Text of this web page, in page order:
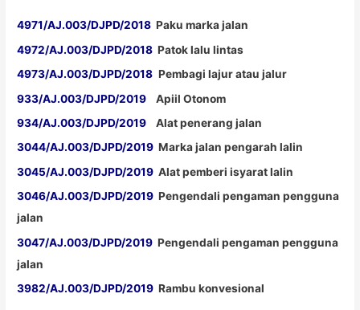
4971/AJ.003/DJPD/2018 Paku marka jalan
4972/AJ.003/DJPD/2018 Patok lalu lintas
4973/AJ.003/DJPD/2018 Pembagi lajur atau jalur
933/AJ.003/DJPD/2019 Apiil Otonom
934/AJ.003/DJPD/2019 Alat penerang jalan
3044/AJ.003/DJPD/2019 Marka jalan pengarah lalin
3045/AJ.003/DJPD/2019 Alat pemberi isyarat lalin
3046/AJ.003/DJPD/2019 Pengendali pengaman pengguna
jalan
3047/AJ.003/DJPD/2019 Pengendali pengaman pengguna
jalan
3982/AJ.003/DJPD/2019 Rambu konvesional